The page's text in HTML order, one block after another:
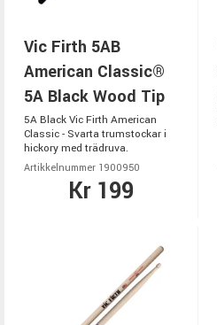
Vic Firth 5AB
American Classic®
5A Black Wood Tip
5A Black Vic Firth American
Classic - Svarta trumstockar i
hickory med trädruva.
Artikkelnummer 1900950
Kr 199